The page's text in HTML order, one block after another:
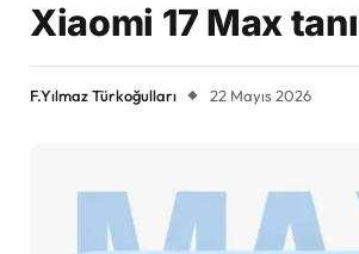
Xiaomi 17 Max
F.Yılmaz Türkoğulları 22 Mayıs 2026